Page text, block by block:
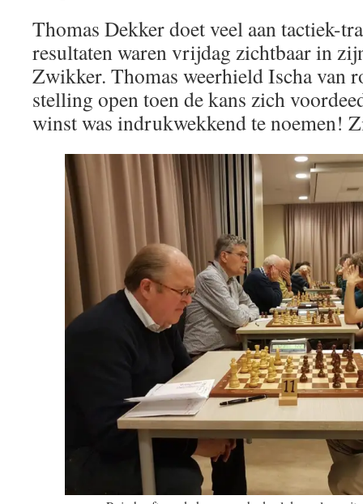
Thomas Dekker doet veel aan tactiek-
resultaten waren vrijdag zichtbaar in
Zwikker. Thomas weerhield Ischa van
stelling open toen de kans zich
winst was indrukwekkend te noemen!